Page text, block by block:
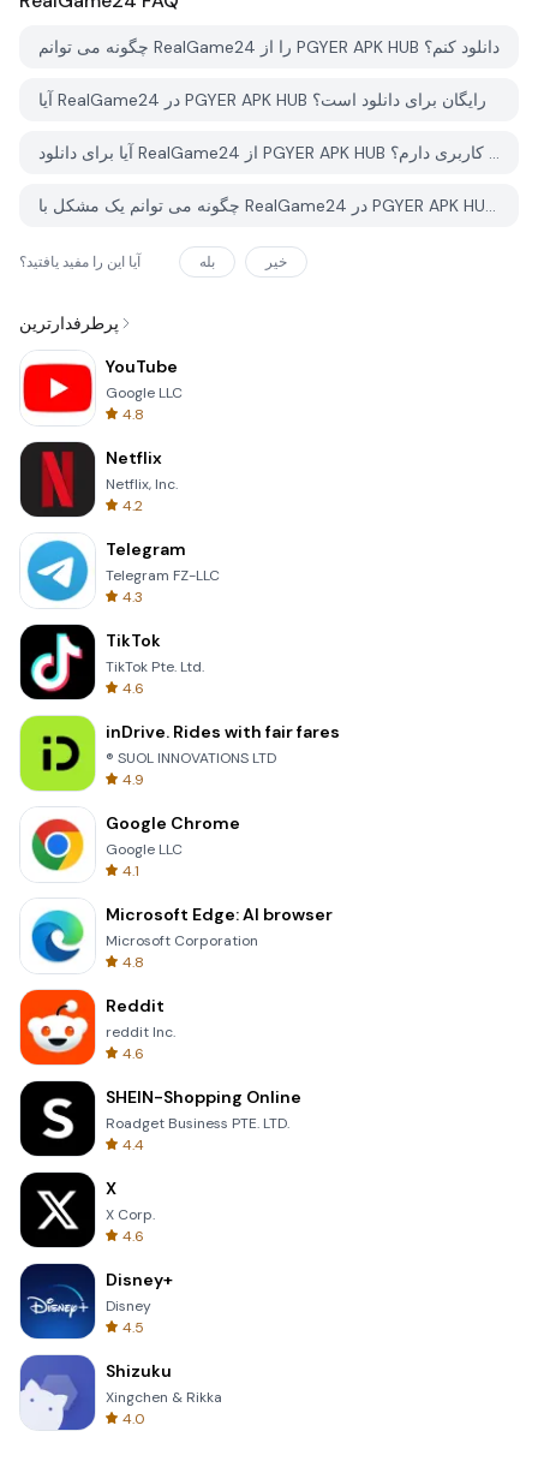
چگونه می توانم RealGame24 را از PGYER APK HUB دانلود کنم؟
آیا RealGame24 در PGYER APK HUB رایگان برای دانلود است؟
آیا برای دانلود RealGame24 از PGYER APK HUB نیاز به حساب کاربری دارم؟
چگونه می توانم یک مشکل با RealGame24 در PGYER APK HUB گزارش دهم؟
آیا این را مفید یافتید؟ بله خیر
پرطرفدارترین
YouTube
Google LLC
4.8
Netflix
Netflix, Inc.
4.2
Telegram
Telegram FZ-LLC
4.3
TikTok
TikTok Pte. Ltd.
4.6
inDrive. Rides with fair fares
® SUOL INNOVATIONS LTD
4.9
Google Chrome
Google LLC
4.1
Microsoft Edge: AI browser
Microsoft Corporation
4.8
Reddit
reddit Inc.
4.6
SHEIN-Shopping Online
Roadget Business PTE. LTD.
4.4
X
X Corp.
4.6
Disney+
Disney
4.5
Shizuku
Xingchen & Rikka
4.0